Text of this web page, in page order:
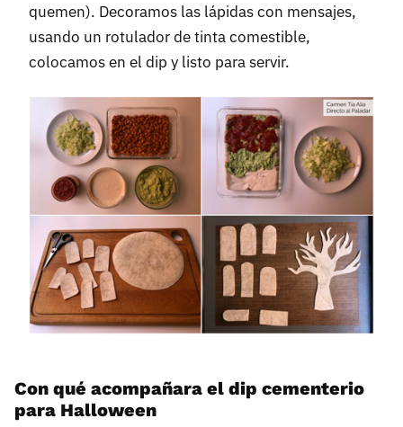
quemen). Decoramos las lápidas con mensajes,
usando un rotulador de tinta comestible,
colocamos en el dip y listo para servir.
Con qué acompañara el dip cementerio
para Halloween